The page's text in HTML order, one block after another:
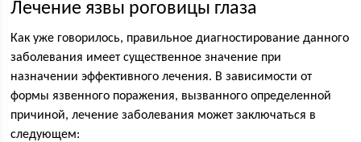
Лечение язвы роговицы глаза
Как уже говорилось, правильное диагностирование данного
заболевания имеет существенное значение при
назначении эффективного лечения. В зависимости от
формы язвенного поражения, вызванного определенной
причиной, лечение заболевания может заключаться в
следующем: